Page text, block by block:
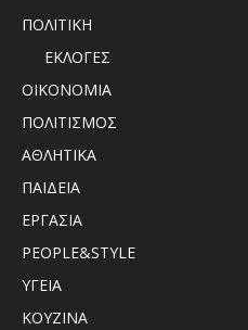
ΠΟΛΙΤΙΚΗ
ΕΚΛΟΓΕΣ
ΟΙΚΟΝΟΜΙΑ
ΠΟΛΙΤΙΣΜΟΣ
ΑΘΛΗΤΙΚΑ
ΠΑΙΔΕΙΑ
ΕΡΓΑΣΙΑ
PEOPLE&STYLE
ΥΓΕΙΑ
ΚΟΥΖΙΝΑ